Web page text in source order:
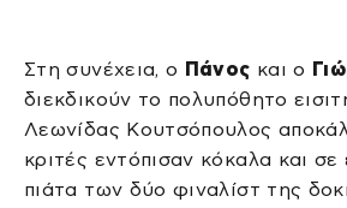
Στη συνέχεια, ο Πάνος και ο
διεκδικούν το πολυπόθητο
Λεωνίδας Κουτσόπουλος
κριτές εντόπισαν κόκαλα και
πιάτα των δύο φιναλίστ της